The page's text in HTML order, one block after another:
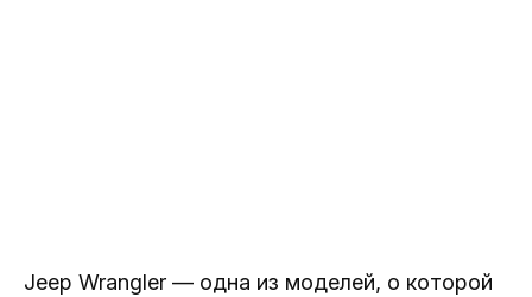
Jeep Wrangler — одна из моделей, о которой